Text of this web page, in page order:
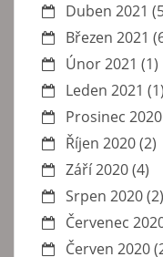
Duben 2021
Březen 2021
Únor 2021 (1)
Leden 2021 (1)
Prosinec 2020
Říjen 2020(2)
Září 2020(4)
Srpen 2020(2)
Červenec
Červen 2020